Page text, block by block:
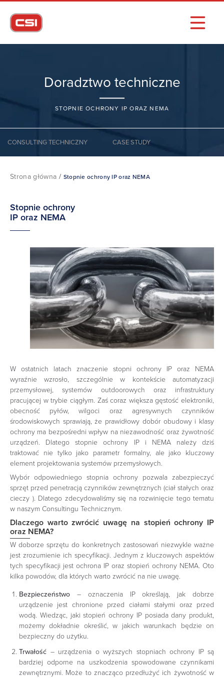
Doradztwo techniczne
STOPNIE OCHRONY IP ORAZ NEMA
CONSULTING TECHNICZNY CASE STUDY
Strona główna / Stopnie ochrony IP oraz NEMA
Stopnie ochrony
IP oraz NEMA
W ostatnich latach znaczenie stopni ochrony IP oraz NEMA
wyraźnie wzrosło, szczególnie w kontekście automatyzacji
przemysłowej, systemów outdoorowych oraz infrastruktury
pracującej w trybie ciągłym. Zaś coraz większa gęstość elektroniki,
obecność pyłów, wilgoci oraz agresywnych czynników
środowiskowych sprawiają, że prawidłowy dobór obudowy i klasy
ochrony ma bezpośredni wpływ na niezawodność oraz żywotność
urządzeń. Dlatego stopnie ochrony IP i NEMA należy dziś
traktować nie tylko jako parametr formalny, ale jako kluczowy
element projektowania systemów przemysłowych.
Wybór odpowiedniego stopnia ochrony pozwala zabezpieczyć
sprzęt przed penetracją czynników zewnętrznych (ciał stałych oraz
cieczy ). Dlatego zdecydowaliśmy się na rozwinięcie tego tematu
w naszym Consultingu Technicznym.
Dlaczego warto zwrócić uwagę na stopień ochrony IP
oraz NEMA?
W doborze sprzętu do konkretnych zastosowań niezwykle ważne
jest zrozumienie ich specyfikacji. Jednym z kluczowych aspektów
tych specyfikacji jest ochrona IP oraz stopień ochrony NEMA. Oto
kilka powodów, dla których warto zwrócić na nie uwagę.
Bezpieczeństwo – oznaczenia IP określają, jak dobrze
urządzenie jest chronione przed ciałami stałymi oraz przed
wodą. Wiedząc, jaki stopień ochrony IP posiada dany produkt,
możemy dokładnie określić, w jakich warunkach będzie on
bezpieczny do użytku.
Trwałość – urządzenia o wyższych stopniach ochrony IP są
bardziej odporne na uszkodzenia spowodowane czynnikami
zewnętrznymi. Może to znacząco przedłużyć ich żywotność w